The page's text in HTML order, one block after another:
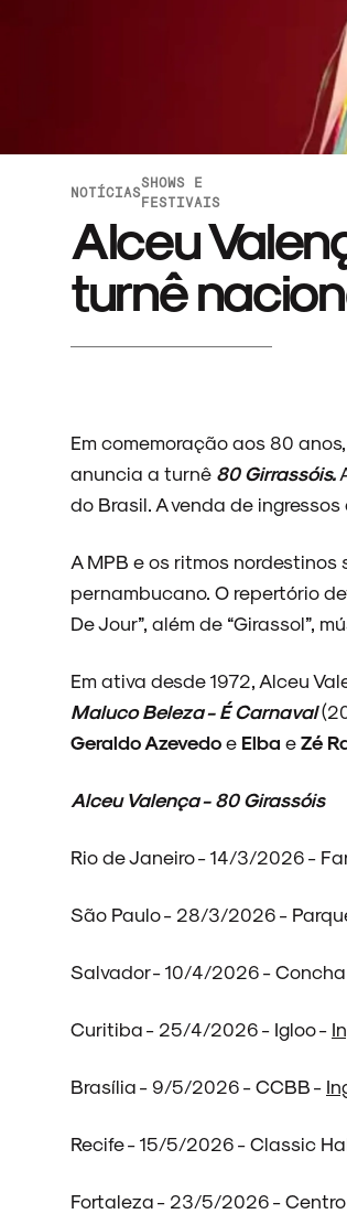
ARQUIVO
ENTREVISTAS
NOTÍCIAS
SHOWS E
FESTIVAIS
Alceu
turnê
Em comemoração aos 80
anuncia a turnê 80 Girrassóis.
do Brasil. A venda de
A MPB e os ritmos
pernambucano. O repertório
De Jour”, além de “Girassol”,
Em ativa desde 1972, Alceu
Maluco Beleza - É Carnaval
Geraldo Azevedoe Elba eZé
Alceu Valença - 80 Girassóis
Rio de Janeiro - 14/3/2026 -
São Paulo - 28/3/2026 -
Salvador - 10/4/2026 -
Curitiba - 25/4/2026 - Igloo -
Brasília - 9/5/2026 - CCBB -
Recife - 15/5/2026 - Classic
Fortaleza - 23/5/2026 -